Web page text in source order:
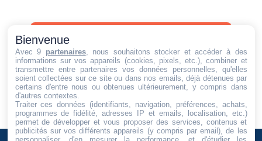
Comparer les fournisseurs de gaz
Bienvenue
Avec 9 partenaires, nous souhaitons stocker et accéder à des
informations sur vos appareils (cookies, pixels, etc.), combiner et
transmettre entre partenaires vos données personnelles, qu'elles
soient collectées sur ce site ou dans nos emails, déjà détenues par
certains d'entre nous ou obtenues ultérieurement, y compris dans
d'autres contextes.
Traiter ces données (identifiants, navigation, préférences, achats,
programmes de fidélité, adresses IP et emails, localisation, etc.)
permet de développer et vous proposer des services, contenus et
publicités sur vos différents appareils (y compris par email), de les
personnaliser, d'en mesurer la performance, et d'étudier les